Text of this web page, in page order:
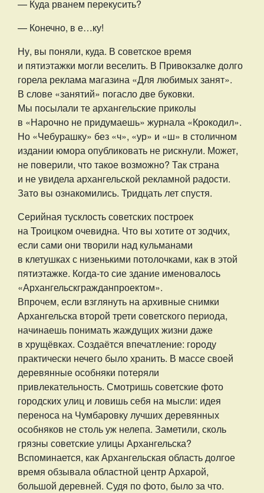
— Куда рванем перекусить?
— Конечно, в е…ку!
Ну, вы поняли, куда. В советское время
и пятиэтажки могли веселить. В Привокзалке долго
горела реклама магазина «Для любимых занят».
В слове «занятий» погасло две буковки.
Мы посылали те архангельские приколы
в «Нарочно не придумаешь» журнала «Крокодил».
Но «Чебурашку» без «ч», «ур» и «ш» в столичном
издании юмора опубликовать не рискнули. Может,
не поверили, что такое возможно? Так страна
и не увидела архангельской рекламной радости.
Зато вы ознакомились. Тридцать лет спустя.
Серийная тусклость советских построек
на Троицком очевидна. Что вы хотите от зодчих,
если сами они творили над кульманами
в клетушках с низенькими потолочками, как в этой
пятиэтажке. Когда-то сие здание именовалось
«Архангельскгражданпроектом».
Впрочем, если взглянуть на архивные снимки
Архангельска второй трети советского периода,
начинаешь понимать жаждущих жизни даже
в хрущёвках. Создаётся впечатление: городу
практически нечего было хранить. В массе своей
деревянные особняки потеряли
привлекательность. Смотришь советские фото
городских улиц и ловишь себя на мысли: идея
переноса на Чумбаровку лучших деревянных
особняков не столь уж нелепа. Заметили, сколь
грязны советские улицы Архангельска?
Вспоминается, как Архангельская область долгое
время обзывала областной центр Архарой,
большой деревней. Судя по фото, было за что.